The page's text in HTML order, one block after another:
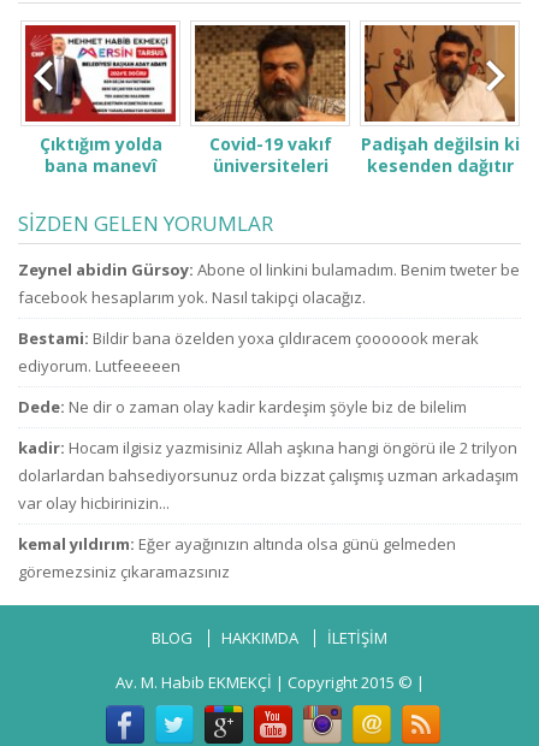
Çıktığım yolda
bana manevî
Covid-19 vakıf
üniversiteleri
durumda bıraktı
bekliyoruz!
Padişah değilsin ki
kesenden dağıtır
gibi
SİZDEN GELEN YORUMLAR
Zeynel abidin Gürsoy: Abone ol linkini bulamadım. Benim tweter be
facebook hesaplarım yok. Nasıl takipçi olacağız.
Bestami: Bildir bana özelden yoxa çıldıracem çooooook merak
ediyorum. Lutfeeeeen
Dede: Ne dir o zaman olay kadir kardeşim şöyle biz de bilelim
kadir: Hocam ilgisiz yazmisiniz Allah aşkına hangi öngörü ile 2 trilyon
dolarlardan bahsediyorsunuz orda bizzat çalışmış uzman arkadaşım
var olay hicbirinizin...
kemal yıldırım: Eğer ayağınızın altında olsa günü gelmeden
göremezsiniz çıkaramazsınız
BLOG HAKKIMDA İLETİŞİM
Av. M. Habib EKMEKÇİ | Copyright 2015 © |